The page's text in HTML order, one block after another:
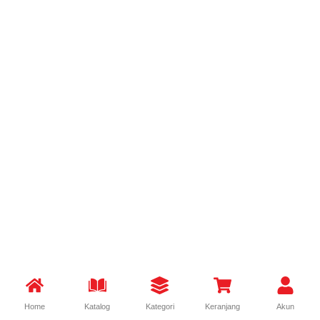
Home Katalog Kategori Keranjang Akun